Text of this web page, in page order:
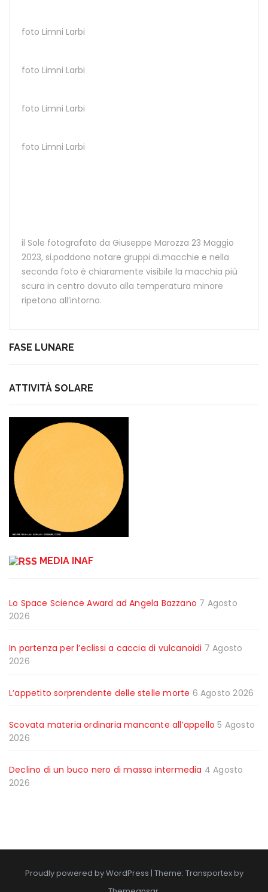
foto Limni Larbi
foto Limni Larbi
foto Limni Larbi
foto Limni Larbi
il Sole fotografato da Giuseppe Marozza 23 Maggio
2023, si.poddono notare gruppi di.macchie e nella
seconda foto è chiaramente visibile la macchia più
scura in centro dovuto alla temperatura minore
ripetono all’intorno.
FASE LUNARE
ATTIVITÀ SOLARE
MEDIA INAF
Lo Space Science Award ad Angela Bazzano 7 Agosto
2026
In partenza per l’eclissi a caccia di vulcanoidi 7 Agosto
2026
L’appetito sorprendente delle stelle morte 6 Agosto 2026
Scovata materia ordinaria mancante all’appello 5 Agosto
2026
Declino di un buco nero di massa intermedia 4 Agosto
2026
Proudly powered by WordPress | Theme: Transportex by